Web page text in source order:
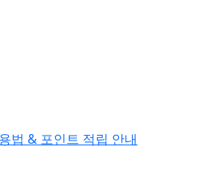
법 & 포인트 적립 안내